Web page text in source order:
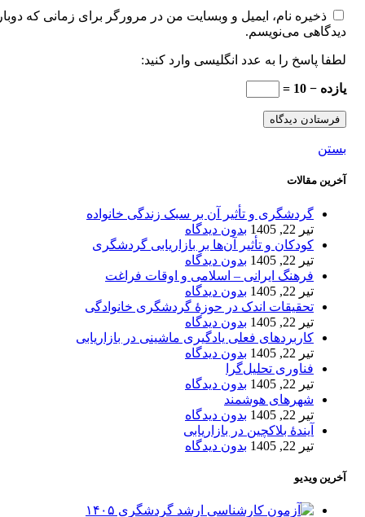
ذخیره نام، ایمیل و وبسایت من در مرورگر برای زمانی که
دیدگاهی می‌نویسم.
لطفا پاسخ را به عدد انگلیسی وارد کنید:
یازده − 10 =
بستن
آخرین مقالات
گردشگری و تأثیر آن بر سبک زندگی خانواده
تیر 22, 1405
بدون دیدگاه
کودکان و تأثیر آن‌ها بر بازاریابی گردشگری
تیر 22, 1405
بدون دیدگاه
فرهنگ ایرانی – اسلامی و اوقات فراغت
تیر 22, 1405
بدون دیدگاه
تحقیقات اندک در حوزۀ گردشگری خانوادگی
تیر 22, 1405
بدون دیدگاه
کاربردهای فعلی یادگیری ماشینی در بازاریابی
تیر 22, 1405
بدون دیدگاه
فناوری تحلیل‌گرا
تیر 22, 1405
بدون دیدگاه
شهرهای هوشمند
تیر 22, 1405
بدون دیدگاه
آیندۀ بلاکچین در بازاریابی
تیر 22, 1405
بدون دیدگاه
آخرین ویدیو